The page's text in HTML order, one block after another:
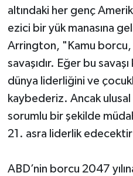
altındaki her genç
ezici bir yük manasına
Arrington, "Kamu borcu,
savaşıdır. Eğer bu
dünya liderliğini ve
kaybederiz. Ancak
sorumlu bir şekilde
21. asra liderlik
ABD’nin borcu 2047